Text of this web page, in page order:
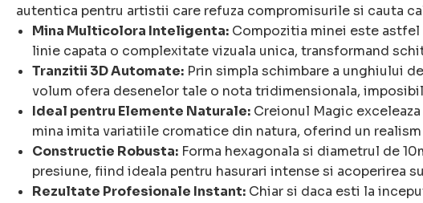
autentica pentru artistii care refuza compromisurile si cauta
Mina Multicolora Inteligenta: Compozitia minei este
linie capata o complexitate vizuala unica, transformand
Tranzitii 3D Automate: Prin simpla schimbare a unghiului
volum ofera desenelor tale o nota tridimensionala,
Ideal pentru Elemente Naturale: Creionul Magic
mina imita variatiile cromatice din natura, oferind un
Constructie Robusta: Forma hexagonala si diametrul de
presiune, fiind ideala pentru hasurari intense si acoperirea
Rezultate Profesionale Instant: Chiar si daca esti la